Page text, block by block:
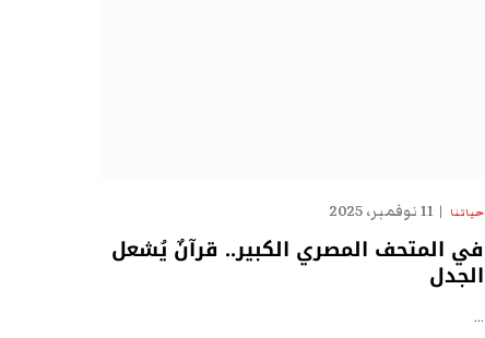
حياتنا 11 نوفمبر، 2025
في المتحف المصري الكبير.. قرآنٌ يُشعل
الجدل
…